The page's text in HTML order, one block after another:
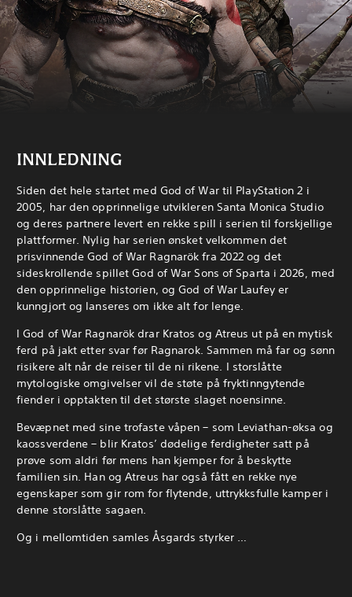
INNLEDNING
Siden det hele startet med God of War til PlayStation 2 i
2005, har den opprinnelige utvikleren Santa Monica Studio
og deres partnere levert en rekke spill i serien til forskjellige
plattformer. Nylig har serien ønsket velkommen det
prisvinnende God of War Ragnarök fra 2022 og det
sideskrollende spillet God of War Sons of Sparta i 2026, med
den opprinnelige historien, og God of War Laufey er
kunngjort og lanseres om ikke alt for lenge.
I God of War Ragnarök drar Kratos og Atreus ut på en mytisk
ferd på jakt etter svar før Ragnarok. Sammen må far og sønn
risikere alt når de reiser til de ni rikene. I storslåtte
mytologiske omgivelser vil de støte på fryktinngytende
fiender i opptakten til det største slaget noensinne.
Bevæpnet med sine trofaste våpen – som Leviathan-øksa og
kaossverdene – blir Kratos’ dødelige ferdigheter satt på
prøve som aldri før mens han kjemper for å beskytte
familien sin. Han og Atreus har også fått en rekke nye
egenskaper som gir rom for flytende, uttrykksfulle kamper i
denne storslåtte sagaen.
Og i mellomtiden samles Åsgards styrker …